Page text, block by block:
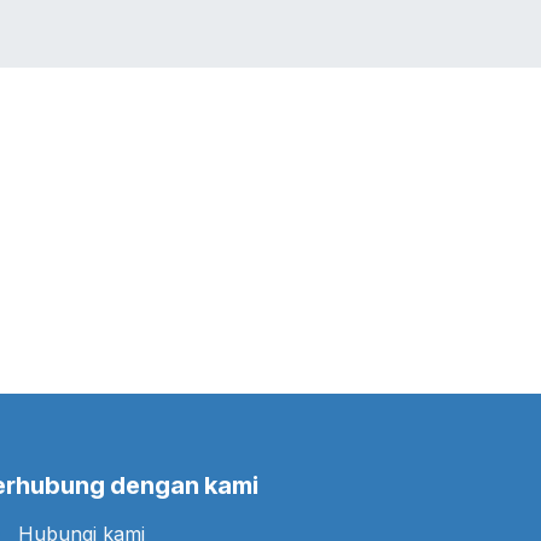
dengan kami
Hubungi kami